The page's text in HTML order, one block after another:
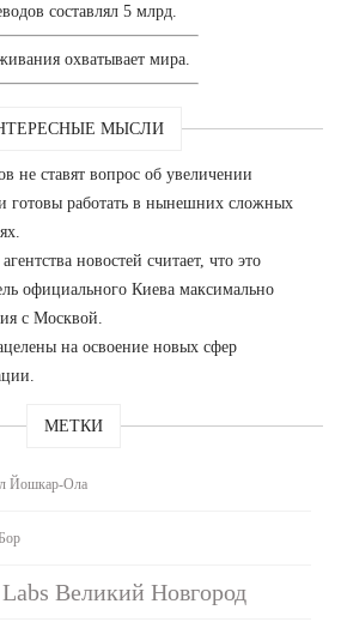
составлял 5 млрд.
охватывает мира.
МЫСЛИ
не ставят вопрос об увеличении
готовы работать в нынешних сложных
новостей считает, что это
официального Киева максимально
с Москвой.
на освоение новых сфер
МЕТКИ
Йошкар-Ола
Labs Великий Новгород